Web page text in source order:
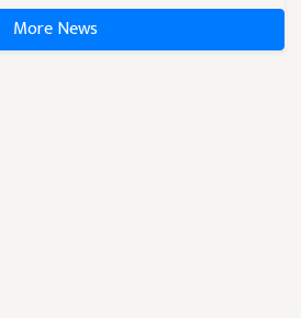
More News